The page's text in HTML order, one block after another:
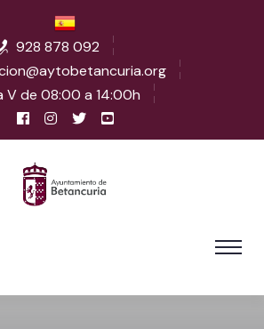
928 878 092
V de 08:00 a 14:00h